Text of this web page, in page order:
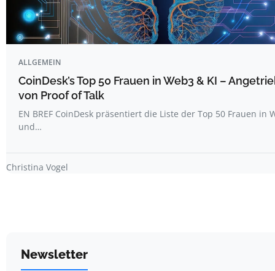
ALLGEMEIN
CoinDesk’s Top 50 Frauen in Web3 & KI –
von Proof of Talk
EN BREF CoinDesk präsentiert die Liste der Top 50 Frauen in
und…
Christina Vogel
Newsletter